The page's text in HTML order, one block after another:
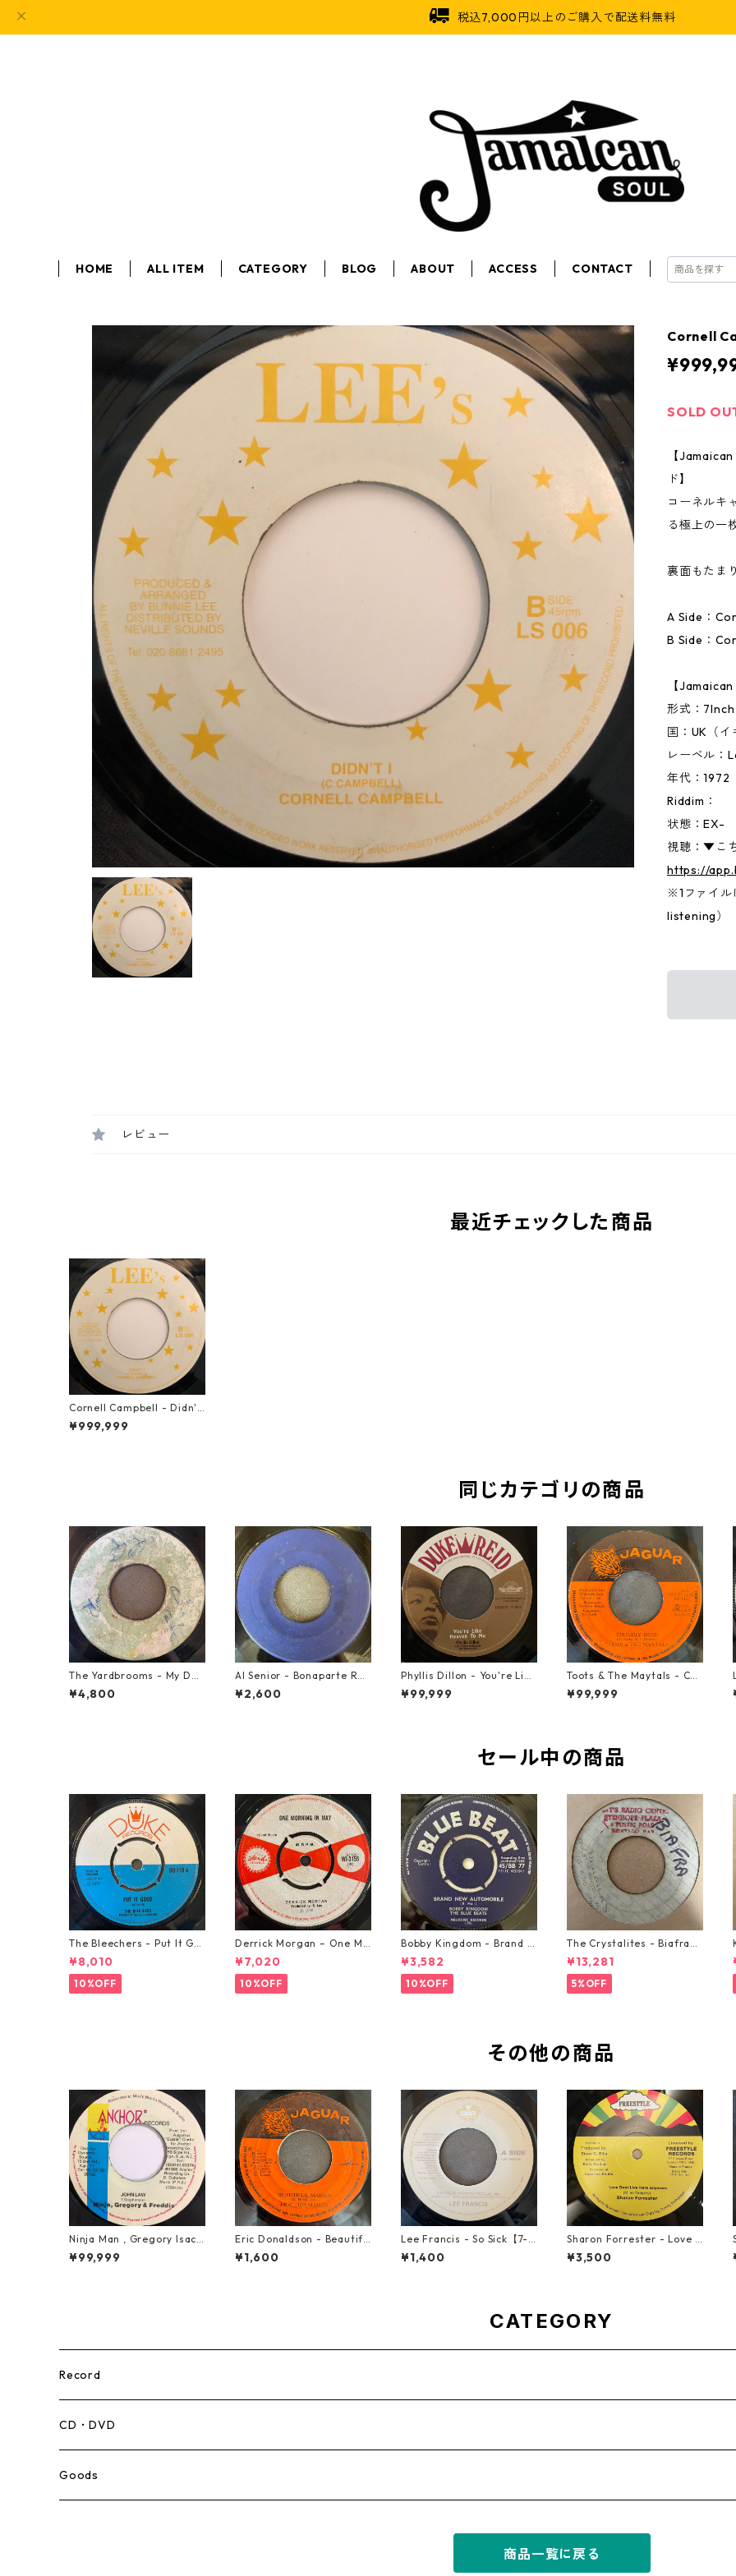
税込7,000円以上のご購入で配送料無料
HOME ALL ITEM CATEGORY BLOG ABOUT ACCESS CONTACT
Cornell
SOLD
【
ド】
コーネルキ
る極上の一
裏面もたま
A Side：
B Side：
【
形式：7Inch
国：UK（イ
レーベル：
年代：1972
Riddim：
状態：EX-
視聴：▼こ
https://
※1ファイ
listening）
レビュー
最近チェックした商品
Cornell Campbell ‎- Didn't
I【7-20347】
¥999,999
同じカテゴリの商品
The Yardbrooms - My Des
ire【7-21922】
¥4,800
Al Senior - Bonaparte Ret
reat【7-21861】
¥2,600
Phyllis Dillon - You're Like
Heaven To Me【7-21913】
¥99,999
Toots & The Maytals - Cou
ntry Road【7-21951】
¥99,999
セール中の商品
The Bleechers - Put It Go
od 【7-21637】
¥8,010
10%OFF
Derrick Morgan – One Mo
rning In May【7-21653】
¥7,020
10%OFF
Bobby Kingdom - Brand N
ew Automobile【7-2088
9】
¥3,582
10%OFF
The Crystalites - Biafra
【7-21293】
¥13,281
5%OFF
その他の商品
Ninja Man , Gregory Isacc
s & Freddie Mcgregor - J
ohn Low【7-20010】
¥99,999
Eric Donaldson - Beautifu
l Maiden【7-21788】
¥1,600
Lee Francis - So Sick【7-2
1925】
¥1,400
Sharon Forrester - Love D
on't Live Here Anymore
【12-50068】
¥3,500
CATEGORY
Record
Mento,Calypso,Ballad
Ska
CD・DVD
Goods
商品一覧に戻る